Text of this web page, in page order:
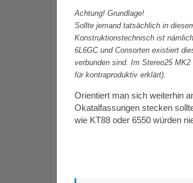
Achtung! Grundlage!
Sollte jemand tatsächlich in
Konstruktionstechnisch ist
6L6GC und Consorten existiert
verbunden sind. Im Stereo25
für kontraproduktiv erklärt).
Orientiert man sich weiterhin
Okatalfassungen stecken
wie KT88 oder 6550 würden